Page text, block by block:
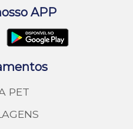
APP
PET